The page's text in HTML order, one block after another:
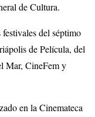
de Cultura.
del séptimo
de Película, del
Mar, CineFem y
en la Cinemateca